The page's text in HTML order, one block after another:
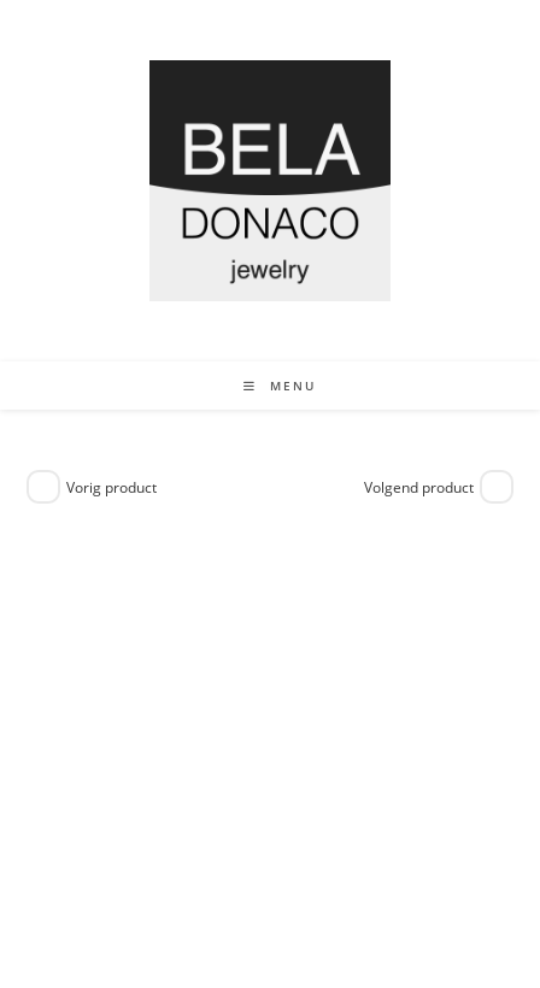
MENU
Vorig product Volgend product